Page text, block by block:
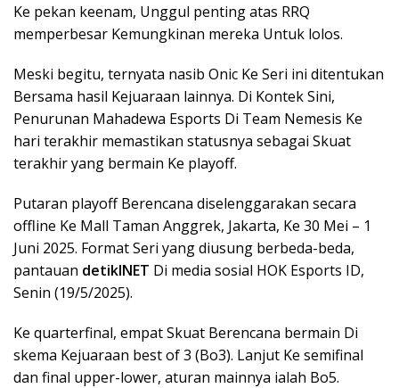
Ke pekan keenam, Unggul penting atas RRQ
memperbesar Kemungkinan mereka Untuk lolos.
Meski begitu, ternyata nasib Onic Ke Seri ini ditentukan
Bersama hasil Kejuaraan lainnya. Di Kontek Sini,
Penurunan Mahadewa Esports Di Team Nemesis Ke
hari terakhir memastikan statusnya sebagai Skuat
terakhir yang bermain Ke playoff.
Putaran playoff Berencana diselenggarakan secara
offline Ke Mall Taman Anggrek, Jakarta, Ke 30 Mei – 1
Juni 2025. Format Seri yang diusung berbeda-beda,
pantauan detikINET Di media sosial HOK Esports ID,
Senin (19/5/2025).
Ke quarterfinal, empat Skuat Berencana bermain Di
skema Kejuaraan best of 3 (Bo3). Lanjut Ke semifinal
dan final upper-lower, aturan mainnya ialah Bo5.